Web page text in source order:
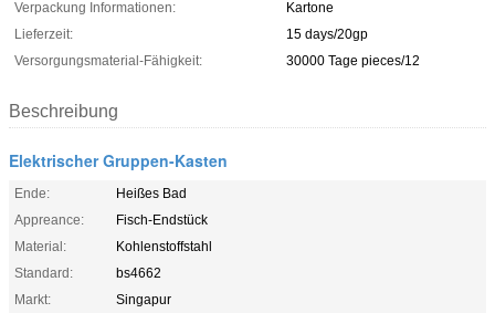
Verpackung Informationen:
Kartone
Lieferzeit:
15 days/20gp
Versorgungsmaterial-Fähigkeit:
30000 Tage pieces/12
Beschreibung
Elektrischer Gruppen-Kasten
Ende:
Heißes Bad
Appreance:
Fisch-Endstück
Material:
Kohlenstoffstahl
Standard:
bs4662
Markt:
Singapur